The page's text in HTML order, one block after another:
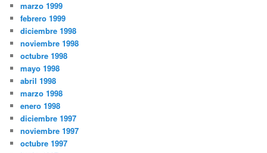
marzo 1999
febrero 1999
diciembre 1998
noviembre 1998
octubre 1998
mayo 1998
abril 1998
marzo 1998
enero 1998
diciembre 1997
noviembre 1997
octubre 1997